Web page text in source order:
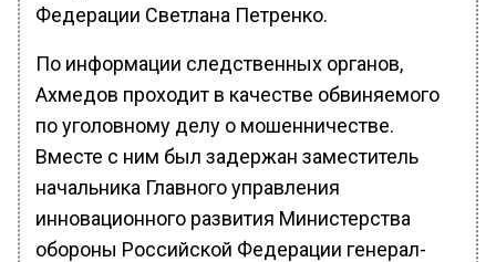
Федерации Светлана Петренко.
По информации следственных органов,
Ахмедов проходит в качестве обвиняемого
по уголовному делу о мошенничестве.
Вместе с ним был задержан заместитель
начальника Главного управления
инновационного развития Министерства
обороны Российской Федерации генерал-